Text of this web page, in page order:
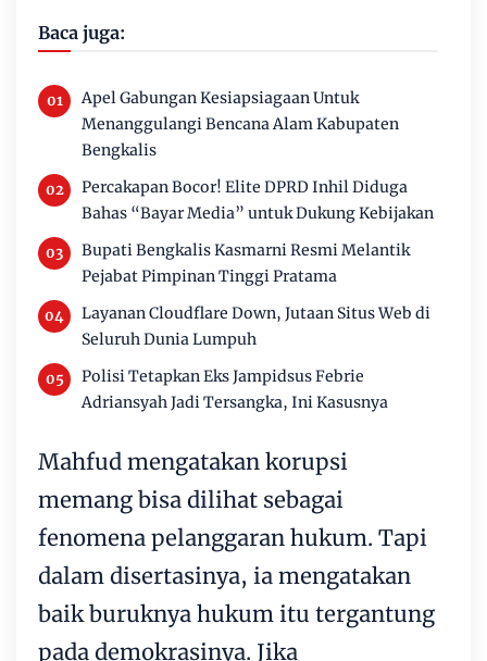
Baca juga:
Apel Gabungan Kesiapsiagaan Untuk
Menanggulangi Bencana Alam Kabupaten
Bengkalis
Percakapan Bocor! Elite DPRD Inhil Diduga
Bahas “Bayar Media” untuk Dukung Kebijakan
Bupati Bengkalis Kasmarni Resmi Melantik
Pejabat Pimpinan Tinggi Pratama
Layanan Cloudflare Down, Jutaan Situs Web di
Seluruh Dunia Lumpuh
Polisi Tetapkan Eks Jampidsus Febrie
Adriansyah Jadi Tersangka, Ini Kasusnya
Mahfud mengatakan korupsi
memang bisa dilihat sebagai
fenomena pelanggaran hukum. Tapi
dalam disertasinya, ia mengatakan
baik buruknya hukum itu tergantung
pada demokrasinya. Jika